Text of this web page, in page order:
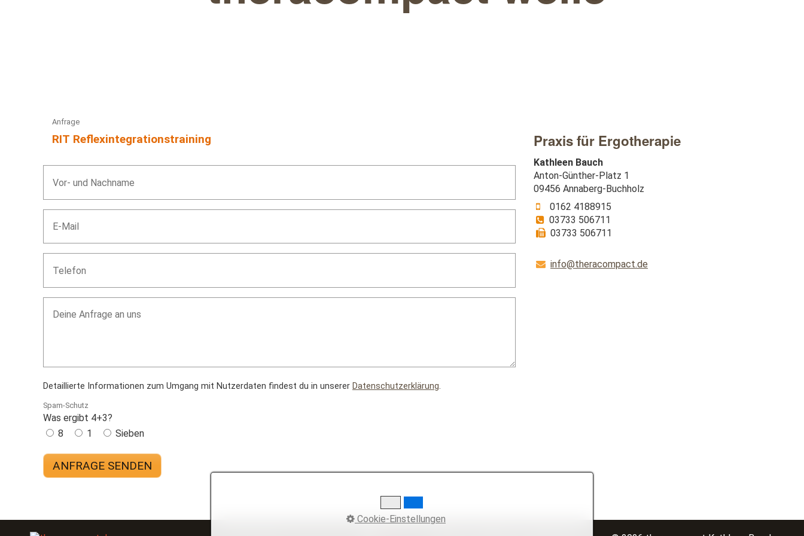
Anfrage
Detaillierte Informationen zum Umgang mit Nutzerdaten findest du in unserer Datenschutzerklärung.
Spam-Schutz
Was ergibt 4+3?
8
1 Sieben
Praxis für Ergotherapie
Kathleen Bauch
Anton-Günther-Platz 1
09456 Annaberg-Buchholz
0162 4188915
03733 506711
03733 506711
info@theracompact.de
Cookie-Einstellungen